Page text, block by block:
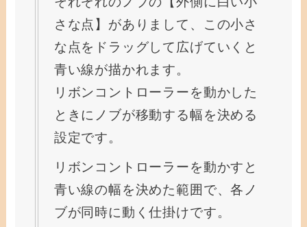
さな点】がありまして、この小さ
な点をドラッグして広げていくと
青い線が描かれます。
リボンコントローラーを動かした
ときにノブが移動する幅を決める
設定です。
リボンコントローラーを動かすと
青い線の幅を決めた範囲で、各ノ
ブが同時に動く仕掛けです。